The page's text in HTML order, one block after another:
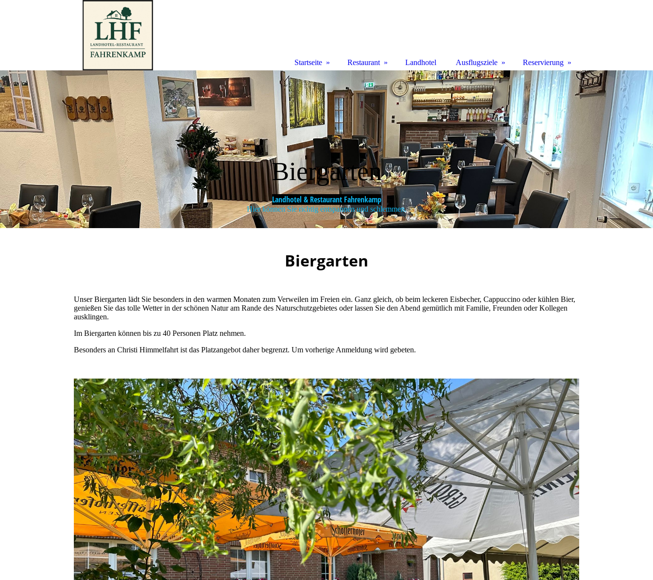
Biergarten
Landhotel & Restaurant Fahrenkamp
Hier können Sie richtig entspannen und schlemmen.
Biergarten
Unser Biergarten lädt Sie besonders in den warmen Monaten zum Verweilen im Freien ein. Ganz gleich, ob beim leckeren Eisbecher, Cappuccino oder kühlen Bier,
genießen Sie das tolle Wetter in der schönen Natur am Rande des Naturschutzgebietes oder lassen Sie den Abend gemütlich mit Familie, Freunden oder Kollegen
ausklingen.
Im Biergarten können bis zu 40 Personen Platz nehmen.
Besonders an Christi Himmelfahrt ist das Platzangebot daher begrenzt. Um vorherige Anmeldung wird gebeten.
Startseite Restaurant Landhotel Ausflugsziele Reservierung